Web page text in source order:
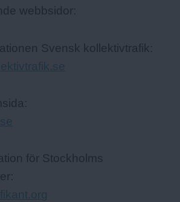
webbsidor:
Svensk kollektivtrafik:
för Stockholms